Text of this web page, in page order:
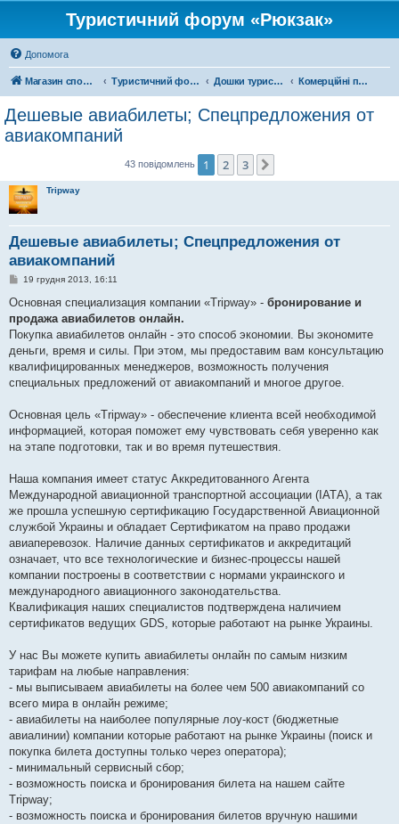
Туристичний форум «Рюкзак»
Допомога
Магазин спорядження Туристичний форум «Рюкзак» Дошки туристичних оголошень Комерційні подорожі
Дешевые авиабилеты; Спецпредложения от
авиакомпаний
43 повідомлень 1 2 3
Tripway
Дешевые авиабилеты; Спецпредложения от
авиакомпаний
П
в
д
о
л
е
н
19 грудня 2013, 16:11
Основная специализация компании «Tripway» - бронирование и
продажа авиабилетов онлайн.
Покупка авиабилетов онлайн - это способ экономии. Вы экономите
деньги, время и силы. При этом, мы предоставим вам консультацию
квалифицированных менеджеров, возможность получения
специальных предложений от авиакомпаний и многое другое.
Основная цель «Tripway» - обеспечение клиента всей необходимой
информацией, которая поможет ему чувствовать себя уверенно как
на этапе подготовки, так и во время путешествия.
Наша компания имеет статус Аккредитованного Агента
Международной авиационной транспортной ассоциации (IАТА), а так
же прошла успешную сертификацию Государственной Авиационной
службой Украины и обладает Сертификатом на право продажи
авиаперевозок. Наличие данных сертификатов и аккредитаций
означает, что все технологические и бизнес-процессы нашей
компании построены в соответствии с нормами украинского и
международного авиационного законодательства.
Квалификация наших специалистов подтверждена наличием
сертификатов ведущих GDS, которые работают на рынке Украины.
У нас Вы можете купить авиабилеты онлайн по самым низким
тарифам на любые направления:
- мы выписываем авиабилеты на более чем 500 авиакомпаний со
всего мира в онлайн режиме;
- авиабилеты на наиболее популярные лоу-кост (бюджетные
авиалинии) компании которые работают на рынке Украины (поиск и
покупка билета доступны только через оператора);
- минимальный сервисный сбор;
- возможность поиска и бронирования билета на нашем сайте
Tripway;
- возможность поиска и бронирования билетов вручную нашими